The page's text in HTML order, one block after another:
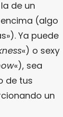
de un
(algo
Ya puede
«) o sexy
«), sea
de tus
un